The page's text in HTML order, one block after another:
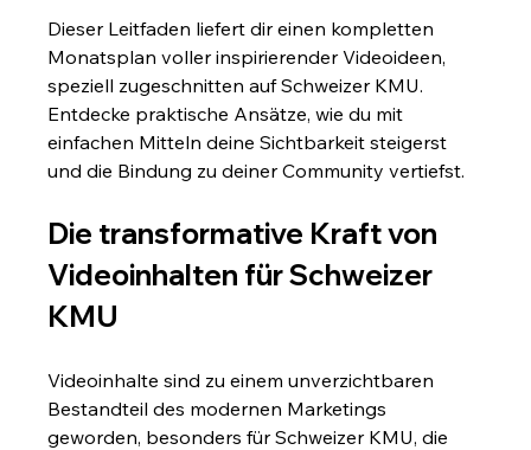
Dieser Leitfaden liefert dir einen kompletten
Monatsplan voller inspirierender Videoideen,
speziell zugeschnitten auf Schweizer KMU.
Entdecke praktische Ansätze, wie du mit
einfachen Mitteln deine Sichtbarkeit steigerst
und die Bindung zu deiner Community vertiefst.
Die transformative Kraft von
Videoinhalten für Schweizer
KMU
Videoinhalte sind zu einem unverzichtbaren
Bestandteil des modernen Marketings
geworden, besonders für Schweizer KMU, die